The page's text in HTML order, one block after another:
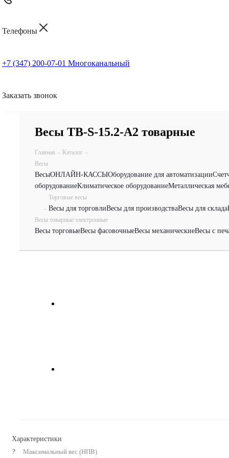
Телефоны
+7 (347) 200-07-01 Многоканальный
Заказать звонок
Весы TB-S-15.2-А2 товарные
Главная - Каталог -
Весы
ВесыОНЛАЙН-КАССЫОборудование для автоматизации
оборудованиеКлиматическое оборудованиеМеталлическая
-
Торговые весы
Весы для торговлиВесы для производстваВесы для склада
Весы товарные электронные
Весы торговыеВесы фасовочныеВесы механическиеВесы с
Характеристики
?
Максимальный вес (НПВ)